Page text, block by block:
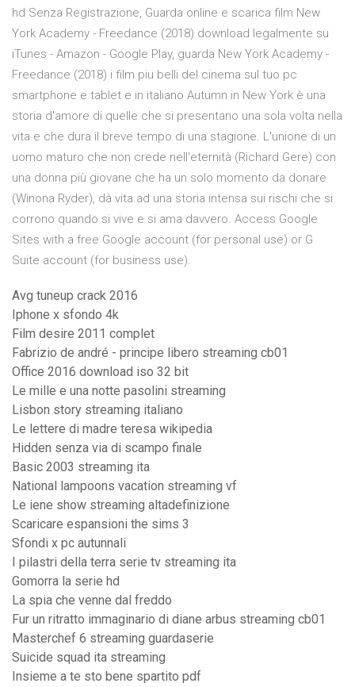
hd Senza Registrazione, Guarda online e scarica film New
York Academy - Freedance (2018) download legalmente su
iTunes - Amazon - Google Play, guarda New York Academy -
Freedance (2018) i film piu belli del cinema sul tuo pc
smartphone e tablet e in italiano Autumn in New York è una
storia d'amore di quelle che si presentano una sola volta nella
vita e che dura il breve tempo di una stagione. L'unione di un
uomo maturo che non crede nell'eternità (Richard Gere) con
una donna più giovane che ha un solo momento da donare
(Winona Ryder), dà vita ad una storia intensa sui rischi che si
corrono quando si vive e si ama davvero. Access Google
Sites with a free Google account (for personal use) or G
Suite account (for business use).
Avg tuneup crack 2016
Iphone x sfondo 4k
Film desire 2011 complet
Fabrizio de andré - principe libero streaming cb01
Office 2016 download iso 32 bit
Le mille e una notte pasolini streaming
Lisbon story streaming italiano
Le lettere di madre teresa wikipedia
Hidden senza via di scampo finale
Basic 2003 streaming ita
National lampoons vacation streaming vf
Le iene show streaming altadefinizione
Scaricare espansioni the sims 3
Sfondi x pc autunnali
I pilastri della terra serie tv streaming ita
Gomorra la serie hd
La spia che venne dal freddo
Fur un ritratto immaginario di diane arbus streaming cb01
Masterchef 6 streaming guardaserie
Suicide squad ita streaming
Insieme a te sto bene spartito pdf